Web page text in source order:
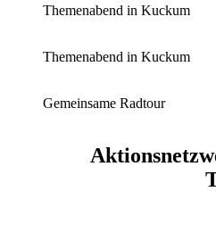
Themenabend in Kuckum
Themenabend in Kuckum
Gemeinsame Radtour